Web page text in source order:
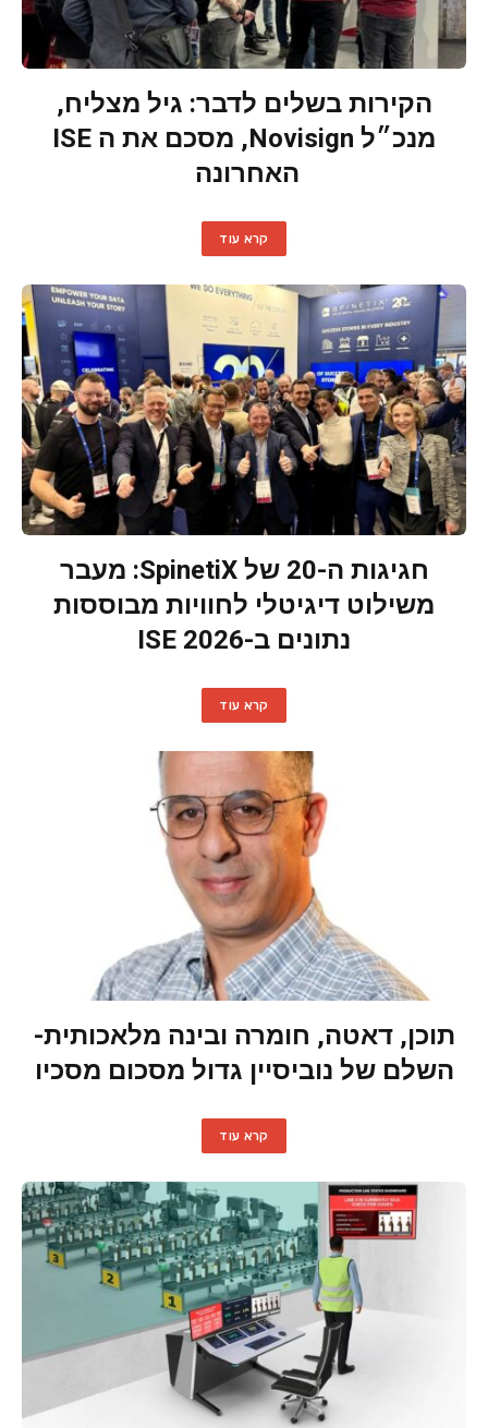
הקירות בשלים לדבר: גיל מצליח,
מנכ״ל Novisign, מסכם את ה ISE
האחרונה
קרא עוד
חגיגות ה-20 של SpinetiX: מעבר
משילוט דיגיטלי לחוויות מבוססות
נתונים ב-ISE 2026
קרא עוד
תוכן, דאטה, חומרה ובינה מלאכותית-
השלם של נוביסיין גדול מסכום מסכיו
קרא עוד